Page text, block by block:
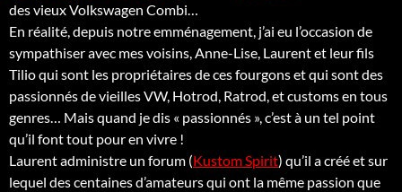
des vieux Volkswagen Combi…
En réalité, depuis notre emménagement, j’ai eu l’occasion de
sympathiser avec mes voisins, Anne-Lise, Laurent et leur fils
Tilio qui sont les propriétaires de ces fourgons et qui sont des
passionnés de vieilles VW, Hotrod, Ratrod, et customs en tous
genres… Mais quand je dis « passionnés », c’est à un tel point
qu’il font tout pour en vivre !
Laurent administre un forum (Kustom Spirit) qu’il a créé et sur
lequel des centaines d’amateurs qui ont la même passion que